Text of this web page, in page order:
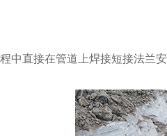
直接在管道上焊接短接法兰安